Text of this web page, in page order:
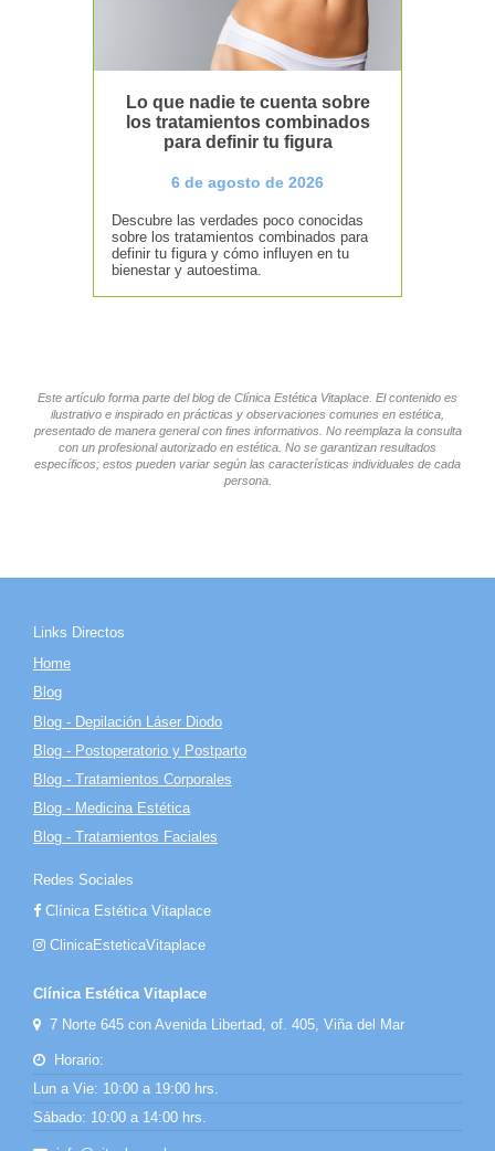
Lo que nadie te cuenta sobre
los tratamientos combinados
para definir tu figura
6 de agosto de 2026
Descubre las verdades poco conocidas
sobre los tratamientos combinados para
definir tu figura y cómo influyen en tu
bienestar y autoestima.
Este artículo forma parte del blog de Clínica Estética Vitaplace. El contenido es
ilustrativo e inspirado en prácticas y observaciones comunes en estética,
presentado de manera general con fines informativos. No reemplaza la consulta
con un profesional autorizado en estética. No se garantizan resultados
específicos; estos pueden variar según las características individuales de cada
persona.
Links Directos
Home
Blog
Blog - Depilación Láser Diodo
Blog - Postoperatorio y Postparto
Blog - Tratamientos Corporales
Blog - Medicina Estética
Blog - Tratamientos Faciales
Redes Sociales
Clínica Estética Vitaplace
ClinicaEsteticaVitaplace
Clínica Estética Vitaplace
7 Norte 645 con Avenida Libertad, of. 405, Viña del Mar
Horario:
Lun a Vie: 10:00 a 19:00 hrs.
Sábado: 10:00 a 14:00 hrs.